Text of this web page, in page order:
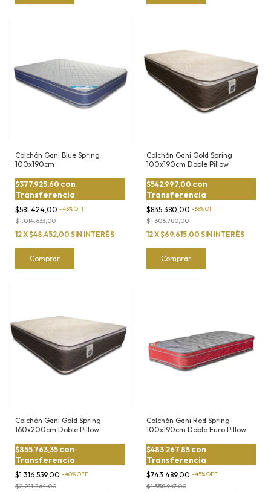
Colchón Gani Blue Spring
100x190cm
$581.424,00 -43%OFF
$1.014.633,00
$377.925,60 con
Transferencia
12X$48.452,00 SIN INTERÉS
Comprar
Colchón Gani Gold Spring
100x190cm Doble Pillow
$835.380,00 -36%OFF
$1.306.780,00
$542.997,00 con
Transferencia
12X$69.615,00 SIN INTERÉS
Comprar
Colchón Gani Gold Spring
160x200cm Doble Pillow
$1.316.559,00 -40%OFF
$2.211.264,00
$855.763,35 con
Transferencia
Colchón Gani Red Spring
100x190cm Doble Euro Pillow
$743.489,00 -45%OFF
$1.358.947,00
$483.267,85 con
Transferencia